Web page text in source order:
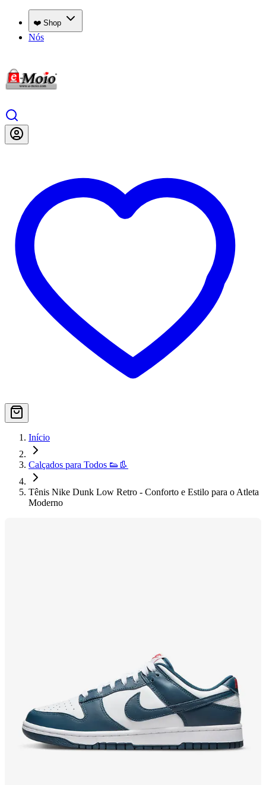
❤️ Shop
Nós
Início
Calçados para Todos 👟👢
Tênis Nike Dunk Low Retro - Conforto e Estilo para o Atleta
Moderno